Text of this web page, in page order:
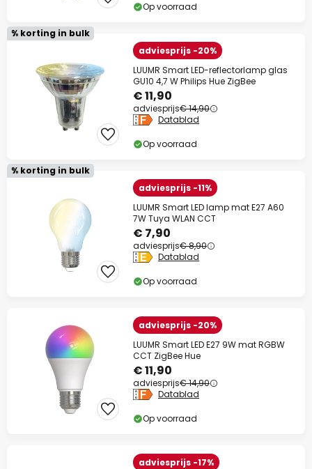
Op voorraad
% korting in bulk
adviesprijs -20%
LUUMR Smart LED-reflectorlamp glas
GU10 4,7 W Philips Hue ZigBee
€ 11,90
adviesprijs€ 14,90
Datablad
Op voorraad
% korting in bulk
adviesprijs -11%
LUUMR Smart LED lamp mat E27 A60
7W Tuya WLAN CCT
€ 7,90
adviesprijs€ 8,90
Datablad
Op voorraad
adviesprijs -20%
LUUMR Smart LED E27 9W mat RGBW
CCT ZigBee Hue
€ 11,90
adviesprijs€ 14,90
Datablad
Op voorraad
adviesprijs -17%